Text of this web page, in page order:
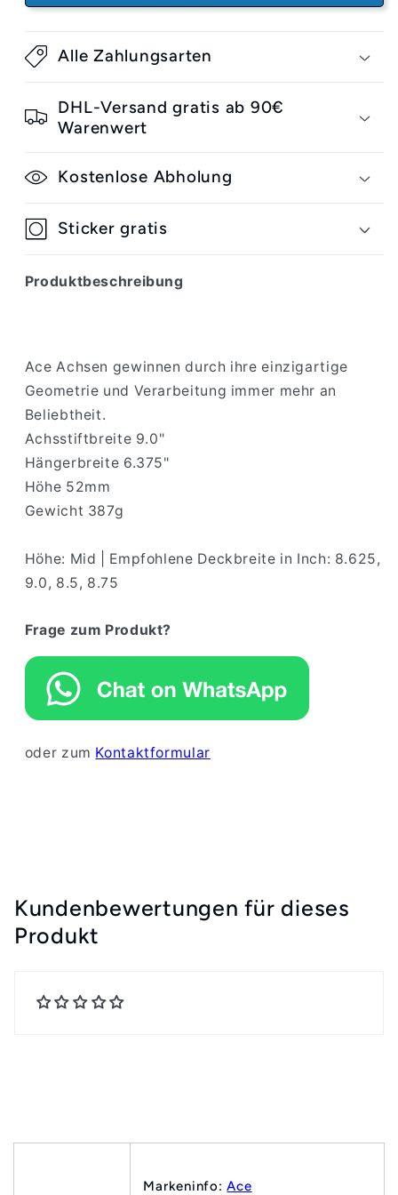
9.0&quot; 9.0&quot;
Alle Zahlungsarten
DHL-Versand gratis ab 90€
Warenwert
Kostenlose Abholung
Sticker gratis
Produktbeschreibung
Ace Achsen gewinnen durch ihre einzigartige
Geometrie und Verarbeitung immer mehr an
Beliebtheit.
Achsstiftbreite 9.0"
Hängerbreite 6.375"
Höhe 52mm
Gewicht 387g
Höhe: Mid | Empfohlene Deckbreite in Inch: 8.625,
9.0, 8.5, 8.75
Frage zum Produkt?
oder zum Kontaktformular
Kundenbewertungen für dieses
Produkt
Markeninfo:Ace